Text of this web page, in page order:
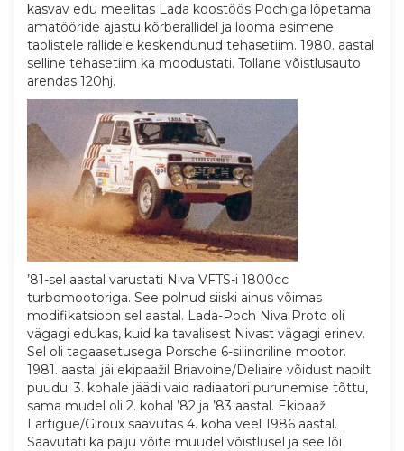
kasvav edu meelitas Lada koostöös Pochiga lõpetama
amatööride ajastu kõrberallidel ja looma esimene
taolistele rallidele keskendunud tehasetiim. 1980. aastal
selline tehasetiim ka moodustati. Tollane võistlusauto
arendas 120hj.
’81-sel aastal varustati Niva VFTS-i 1800cc
turbomootoriga. See polnud siiski ainus võimas
modifikatsioon sel aastal. Lada-Poch Niva Proto oli
vägagi edukas, kuid ka tavalisest Nivast vägagi erinev.
Sel oli tagaasetusega Porsche 6-silindriline mootor.
1981. aastal jäi ekipaažil Briavoine/Deliaire võidust napilt
puudu: 3. kohale jäädi vaid radiaatori purunemise tõttu,
sama mudel oli 2. kohal ’82 ja ’83 aastal. Ekipaaž
Lartigue/Giroux saavutas 4. koha veel 1986 aastal.
Saavutati ka palju võite muudel võistlusel ja see lõi